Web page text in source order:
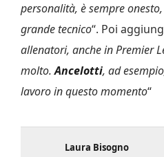
personalità, è sempre
grande tecnico“. Poi
allenatori, anche in Premier
molto.Ancelotti, ad
lavoro in questo momento“
Laura Bisogno